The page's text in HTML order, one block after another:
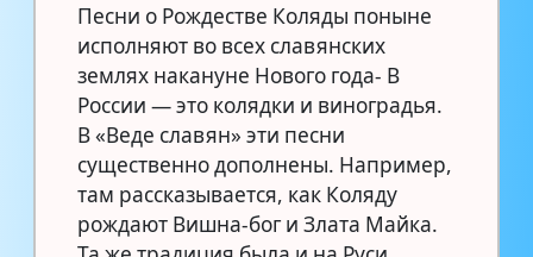
Песни о Рождестве Коляды поныне
исполняют во всех славянских
землях накануне Нового года- В
России — это колядки и виноградья.
В «Веде славян» эти песни
существенно дополнены. Например,
там рассказывается, как Коляду
рождают Вишна-бог и Злата Майка.